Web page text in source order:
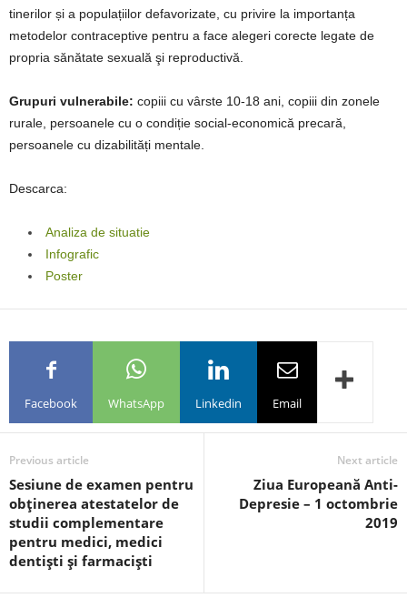
tinerilor și a populațiilor defavorizate, cu privire la importanța
metodelor contraceptive pentru a face alegeri corecte legate de
propria sănătate sexuală şi reproductivă.
Grupuri vulnerabile: copiii cu vârste 10-18 ani, copiii din zonele
rurale, persoanele cu o condiție social-economică precară,
persoanele cu dizabilități mentale.
Descarca:
Analiza de situatie
Infografic
Poster
Facebook WhatsApp Linkedin Email
Previous article
Sesiune de examen pentru
obţinerea atestatelor de
studii complementare
pentru medici, medici
dentişti şi farmacişti
Next article
Ziua Europeană Anti-
Depresie – 1 octombrie
2019